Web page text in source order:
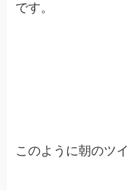
です。
このように朝のツ